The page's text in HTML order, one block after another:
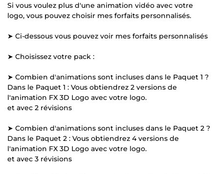
Si vous voulez plus d'une animation vidéo avec votre
logo, vous pouvez choisir mes forfaits personnalisés.
➤ Ci-dessous vous pouvez voir mes forfaits personnalisés
➤ Choisissez votre pack :
➤ Combien d'animations sont incluses dans le Paquet 1 ?
Dans le Paquet 1 : Vous obtiendrez 2 versions de
l'animation FX 3D Logo avec votre logo.
et avec 2 révisions
➤ Combien d'animations sont incluses dans le Paquet 2 ?
Dans le Paquet 2 : Vous obtiendrez 4 versions de
l'animation FX 3D Logo avec votre logo.
et avec 3 révisions